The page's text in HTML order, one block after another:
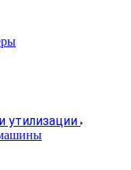
утилизации